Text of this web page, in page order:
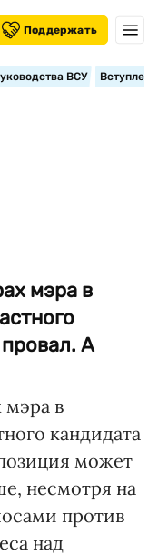
Поддержать
ВСУ
мэра в
А
мэра в
кандидата
может
несмотря на
против
над